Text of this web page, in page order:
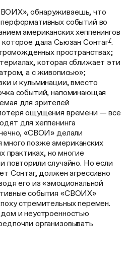
обнаруживаешь, что
событий во
американских хеппенингов
дала Сьюзан Сонтаг7.
пространствах;
которая сближает эти
а с живописью»;
и кульминации, вместо
событий, напоминающая
для зрителей
ощущения времени — все
для хеппенинга
«СВОИ» делали
позже американских
практиках, но многие
повторили случайно. Но если
Сонтаг, должен агрессивно
его из «эмоциональной
события «СВОИХ»
стремительных перемен.
и неустроенностью
организовывать